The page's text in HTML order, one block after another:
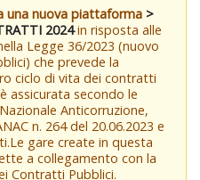
una nuova piattaforma >
2024in risposta alle
Legge 36/2023 (nuovo
che prevede la
ciclo di vita dei contratti
assicurata secondo le
Anticorruzione,
n. 264 del 20.06.2023 e
gare create in questa
a collegamento con la
Contratti Pubblici.